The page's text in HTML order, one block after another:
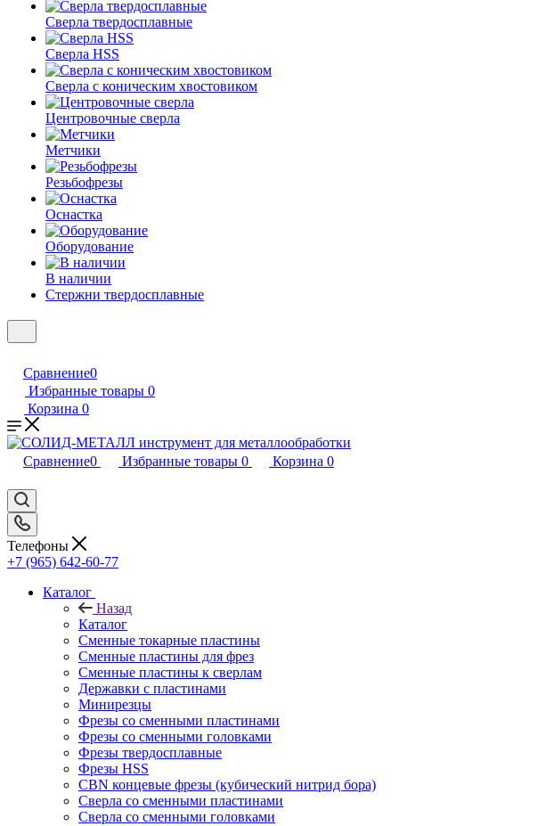
Сверла твердосплавные
Сверла HSS
Сверла с коническим хвостовиком
Центровочные сверла
Метчики
Резьбофрезы
Оснастка
Оборудование
В наличии
Стержни твердосплавные
Сравнение0
Избранные товары 0
Корзина 0
Сравнение0 Избранные товары 0 Корзина 0
Телефоны
+7 (965) 642-60-77
Каталог
Назад
Каталог
Сменные токарные пластины
Сменные пластины для фрез
Сменные пластины к сверлам
Державки с пластинами
Минирезцы
Фрезы со сменными пластинами
Фрезы со сменными головками
Фрезы твердосплавные
Фрезы HSS
CBN концевые фрезы (кубический нитрид бора)
Сверла со сменными пластинами
Сверла со сменными головками